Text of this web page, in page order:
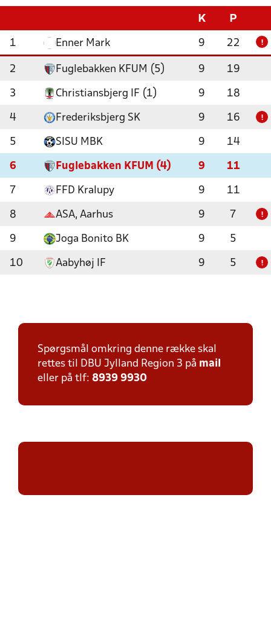
K P
1 Enner Mark 9 22 !
2 Fuglebakken KFUM (5) 9 19
3 Christiansbjerg IF (1) 9 18
4 Frederiksbjerg SK 9 16 !
5 SISU MBK 9 14
6 Fuglebakken KFUM (4) 9 11
7 FFD Kralupy 9 11
8 ASA, Aarhus 9 7 !
9 Joga Bonito BK 9 5
10 Aabyhøj IF 9 5 !
Spørgsmål omkring denne række skal
rettes til DBU Jylland Region 3 på mail
eller på tlf: 8939 9930